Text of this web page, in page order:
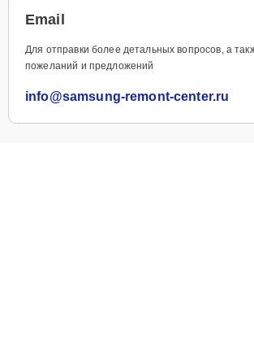
Email
Для отправки более детальных вопросов, а
пожеланий и предложений
info@samsung-remont-center.ru